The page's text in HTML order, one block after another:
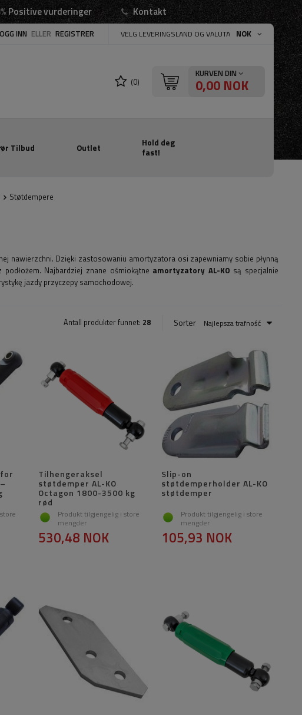
Positive vurderinger Kontakt
INN ELLER REGISTRER VELG LEVERINGSLAND OG VALUTA NOK
(0)
KURVEN DIN
0,00 NOK
Tilbud Outlet
Hold deg
fast!
Støtdempere
nawierzchni. Dzięki zastosowaniu amortyzatora osi zapewniamy sobie płynną
Najbardziej znane ośmiokątne amortyzatory AL-KO są specjalnie
jazdy przyczepy samochodowej.
Antall produkter funnet: 28 Sorter Najlepsza trafność
Tilhengeraksel
støtdemper AL-KO
Octagon 1800-3500 kg
rød
Produkt tilgjengelig i store
mengder
530,48 NOK
Slip-on
støtdemperholder AL-KO
støtdemper
Produkt tilgjengelig i store
mengder
105,93 NOK